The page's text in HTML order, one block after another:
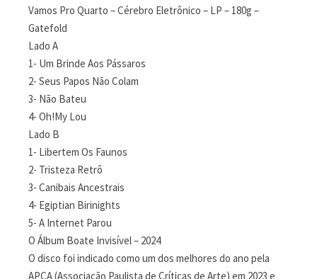
Vamos Pro Quarto – Cérebro Eletrônico – LP – 180g –
Gatefold
Lado A
1- Um Brinde Aos Pássaros
2- Seus Papos Não Colam
3- Não Bateu
4- Oh!My Lou
Lado B
1- Libertem Os Faunos
2- Tristeza Retrô
3- Canibais Ancestrais
4- Egiptian Birinights
5- A Internet Parou
O Álbum Boate Invisível – 2024
O disco foi indicado como um dos melhores do ano pela
APCA (Associação Paulista de Críticas de Arte) em 2023 e